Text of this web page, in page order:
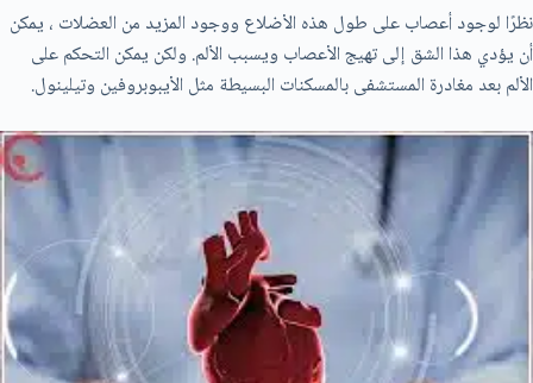
نظرًا لوجود أعصاب على طول هذه الأضلاع ووجود المزيد من العضلات ، يمكن
أن يؤدي هذا الشق إلى تهيج الأعصاب ويسبب الألم. ولكن يمكن التحكم علی
الألم بعد مغادرة المستشفى بالمسكنات البسيطة مثل الأيبوبروفين وتيلينول.